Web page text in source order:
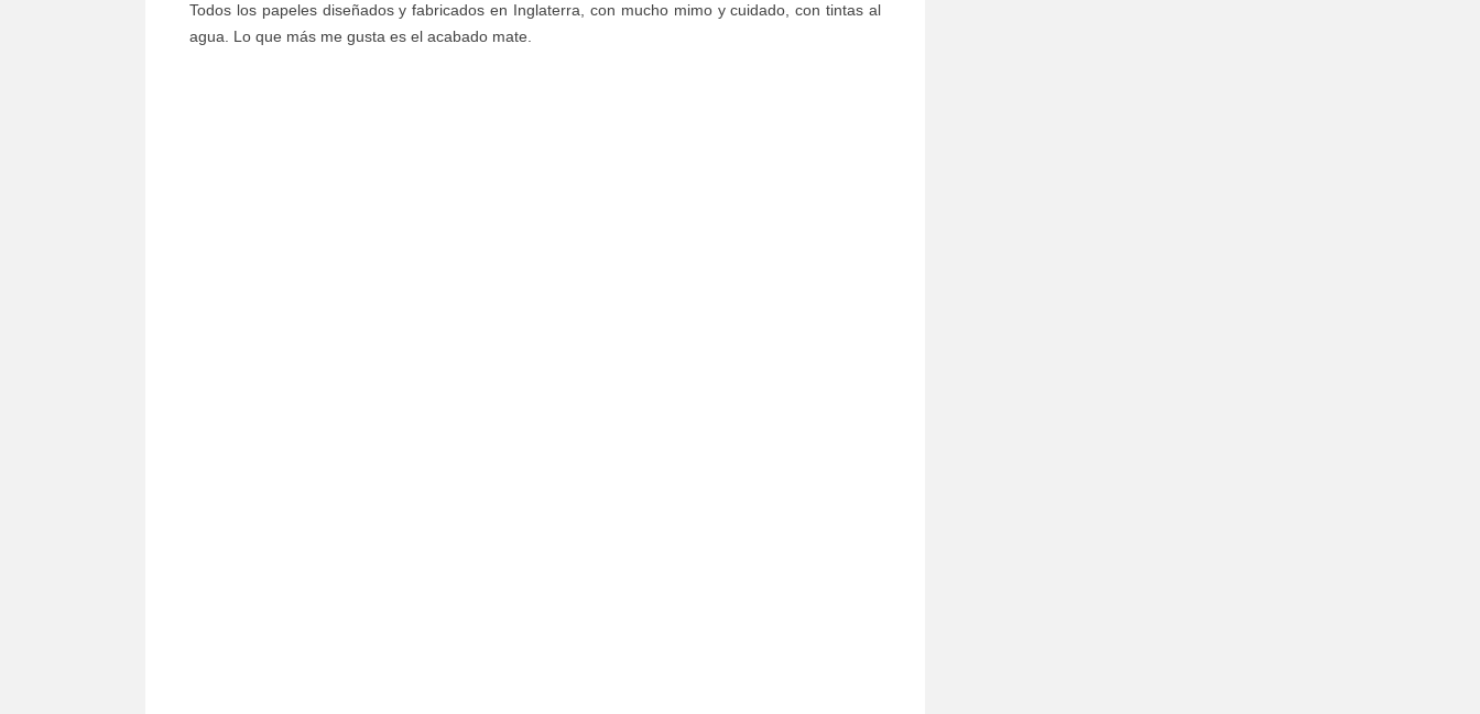
Todos los papeles diseñados y fabricados en Inglaterra, con mucho mimo y cuidado, con tintas al
agua. Lo que más me gusta es el acabado mate.